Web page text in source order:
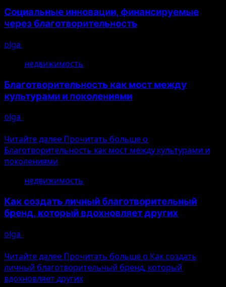
Социальные инновации, финансируемые
через благотворительность
olga
недвижимость
Благотворительность как мост между
культурами и поколениями
olga
Читайте далее Прочитать больше о
Благотворительность как мост между культурами и
поколениями
недвижимость
Как создать личный благотворительный
бренд, который вдохновляет других
olga
Читайте далее Прочитать больше о Как создать
личный благотворительный бренд, который
вдохновляет других